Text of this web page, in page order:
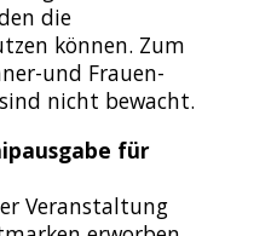
die
können. Zum
und Frauen-
nicht bewacht.
für
Veranstaltung